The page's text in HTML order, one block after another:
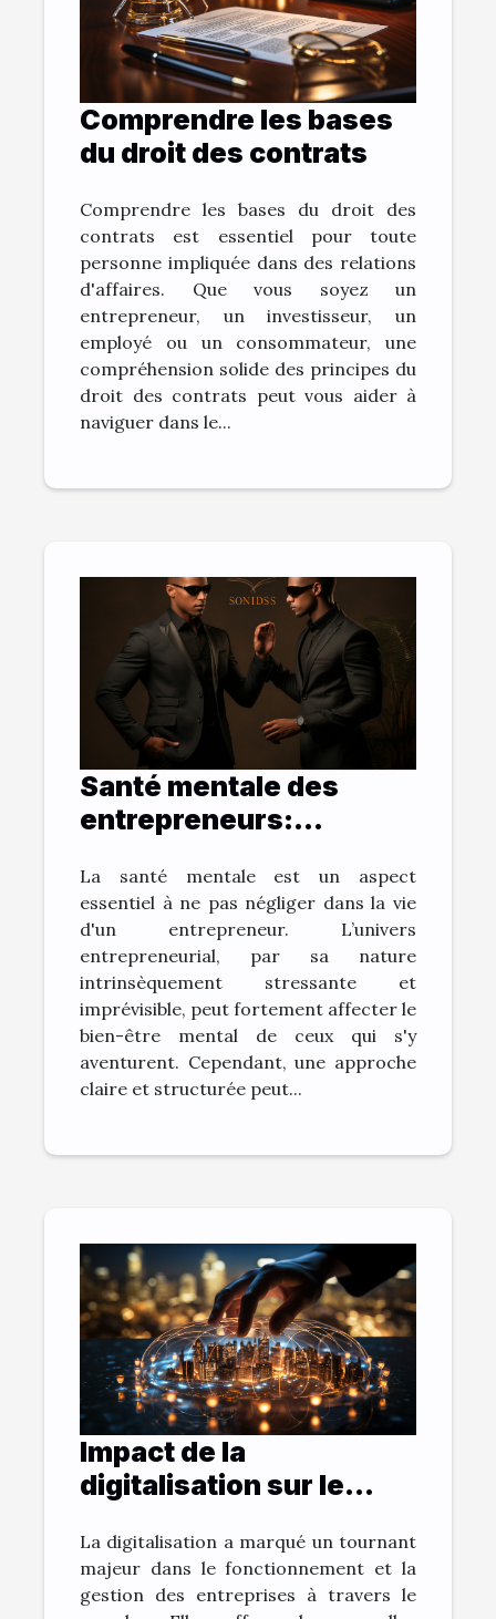
Comprendre les bases
du droit des contrats
Comprendre les bases du droit des
contrats est essentiel pour toute
personne impliquée dans des relations
d'affaires. Que vous soyez un
entrepreneur, un investisseur, un
employé ou un consommateur, une
compréhension solide des principes du
droit des contrats peut vous aider à
naviguer dans le...
Santé mentale des
entrepreneurs:
claire aide à combattre
le stress
La santé mentale est un aspect
essentiel à ne pas négliger dans la vie
d'un entrepreneur. L’univers
entrepreneurial, par sa nature
intrinsèquement stressante et
imprévisible, peut fortement affecter le
bien-être mental de ceux qui s'y
aventurent. Cependant, une approche
claire et structurée peut...
Impact de la
digitalisation sur le
La digitalisation a marqué un tournant
majeur dans le fonctionnement et la
gestion des entreprises à travers le